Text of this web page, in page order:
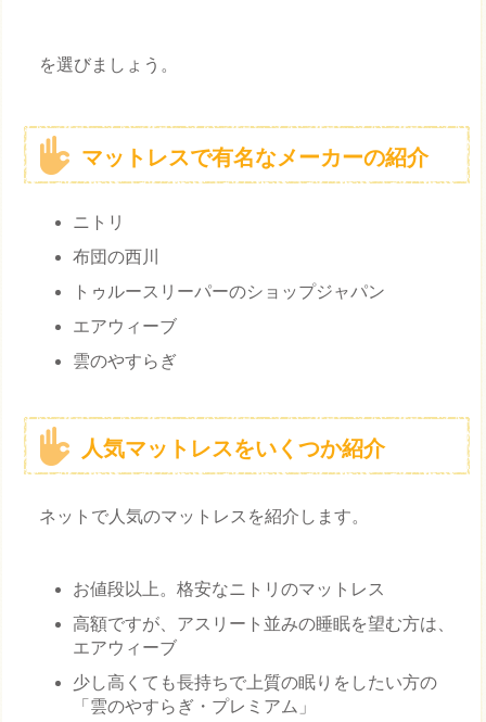
を選びましょう。
マットレスで有名なメーカーの紹介
ニトリ
布団の西川
トゥルースリーパーのショップジャパン
エアウィーブ
雲のやすらぎ
人気マットレスをいくつか紹介
ネットで人気のマットレスを紹介します。
お値段以上。格安なニトリのマットレス
高額ですが、アスリート並みの睡眠を望む方は、
エアウィーブ
少し高くても長持ちで上質の眠りをしたい方の
「雲のやすらぎ・プレミアム」